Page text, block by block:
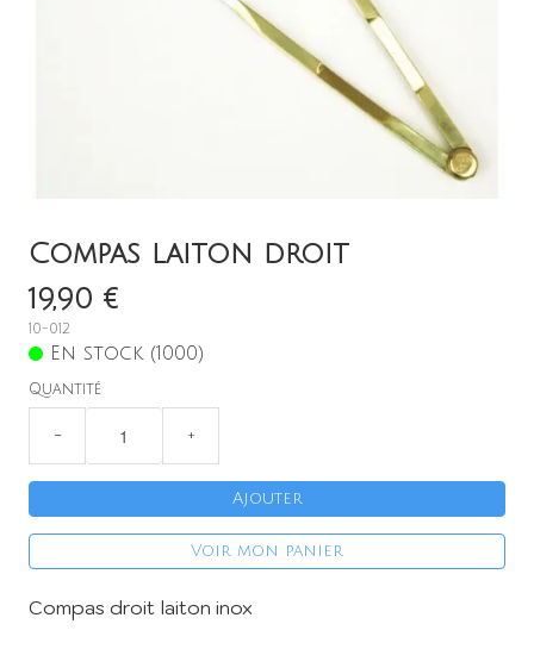
Compas laiton droit
19,90 €
10-012
En stock (1000)
Quantité
− +
Ajouter
Voir mon panier
Compas droit laiton inox